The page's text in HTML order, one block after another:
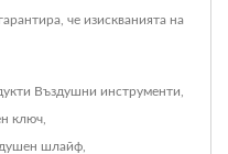
че изискванията на
Въздушни инструменти
ключ
шлайф